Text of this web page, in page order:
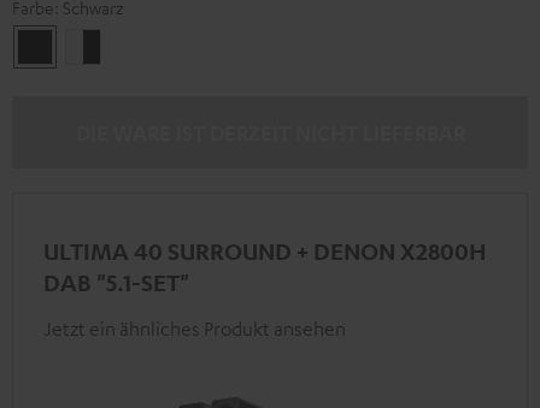
Farbe: Schwarz
ULTIMA 40 SURROUND + DENON X2800H
DAB "5.1-SET"
Jetzt ein ähnliches Produkt ansehen